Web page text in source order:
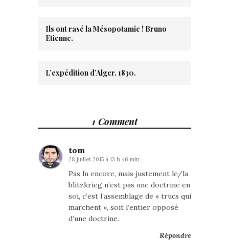
Ils ont rasé la Mésopotamie ! Bruno
Etienne.
L’expédition d’Alger. 1830.
1 Comment
tom
28 juillet 2015 à 13 h 46 min
Pas lu encore, mais justement le/la
blitzkrieg n’est pas une doctrine en
soi, c’est l’assemblage de « trucs qui
marchent », soit l’entier opposé
d’une doctrine.
Répondre